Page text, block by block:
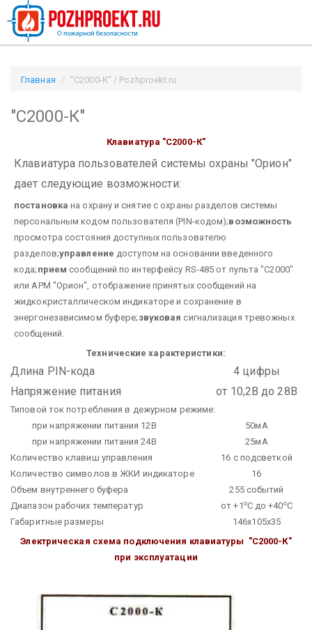
Главная "С2000-К" / Pozhproekt.ru
"С2000-К"
Клавиатура "С2000-К"
Клавиатура пользователей системы охраны "Орион"
дает следующие возможности:
постановка на охрану и снятие с охраны разделов системы
персональным кодом пользователя (PIN-кодом);возможность
просмотра состояния доступных пользователю
разделов;управление доступом на основании введенного
кода; прием сообщений по интерфейсу RS-485 от пульта "С2000"
или АРМ "Орион", отображение принятых сообщений на
жидкокристаллическом индикаторе и сохранение в
энергонезависимом буфере; звуковая сигнализация тревожных
сообщений.
Технические характеристики:
Длина PIN-кода
4 цифры
Напряжение питания
от 10,2В до 28В
Типовой ток потребления в дежурном режиме:
при напряжении питания 12В
50мА
при напряжении питания 24В
25мА
Количество клавиш управления
16 с подсветкой
Количество символов в ЖКИ индикаторе
16
Объем внутреннего буфера
255 событий
Диапазон рабочих температур
от +1оС до +40оС
Габаритные размеры
146х105х35
Электрическая схема подключения клавиатуры "С2000-К"
при эксплуатации